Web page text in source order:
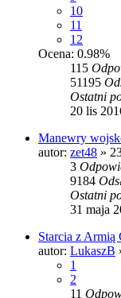
10
11
12
Ocena: 0.98%
115
51195
Ostatni
20 lis
Manewry
autor: zet48 »
3
9184
Ostatni
31 maja
Starcia z
autor: LukaszB
1
2
11